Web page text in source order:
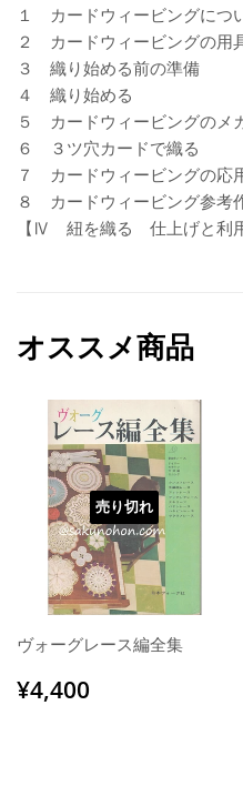
１ カードウィービングにつ
２ カードウィービングの用
３ 織り始める前の準備
４ 織り始める
５ カードウィービングのメ
６ ３ツ穴カードで織る
７ カードウィービングの応
８ カードウィービング参考
【Ⅳ 紐を織る 仕上げと利用
オススメ商品
売り切れ
ヴォーグレース編全集
通
常
¥4,400